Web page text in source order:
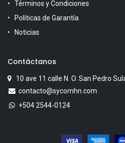
Términos y Condiciones
Políticas de Garantía
Noticias
Contáctanos
10 ave 11 calle N. O. San Pedro
contacto@sycomhn.com
+504 2544-0124